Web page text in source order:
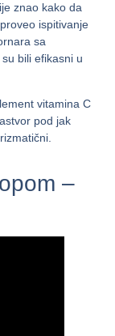
znao kako da
ispitivanje
sa
bili efikasni u
vitamina C
pod jak
–